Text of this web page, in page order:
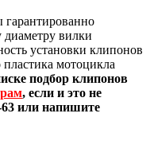
диаметру вилки
установки клипонов
мотоцикла
подбор клипонов
, если и это не
63 или напишите